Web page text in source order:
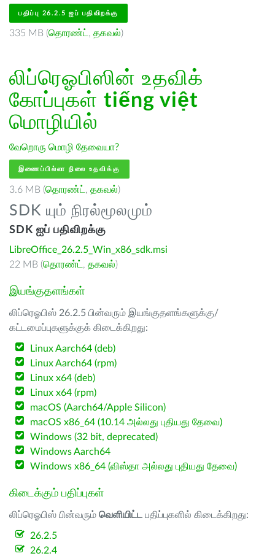
பதிப்பு 26.2.5 ஐப் பதிவிறக்கு
335 MB (தொரண்ட் , தகவல்)
லிப்ரெஓபிஸின் உதவிக்
கோப்புகள் tiếng việt
மொழியில்
வேறொரு மொழி தேவையா?
இணைப்பில்லா நிலை உதவிக்கு
3.6 MB (தொரண்ட் , தகவல்)
SDK யும் நிரல்மூலமும்
SDK ஐப் பதிவிறக்கு
LibreOffice_26.2.5_Win_x86_sdk.msi
22 MB (தொரண்ட் , தகவல்)
இயங்குதளங்கள்
லிப்ரெஓபிஸ் 26.2.5 பின்வரும் இயங்குதளங்களுக்கு/
கட்டமைப்புகளுக்குக் கிடைக்கிறது:
Linux Aarch64 (deb)
Linux Aarch64 (rpm)
Linux x64 (deb)
Linux x64 (rpm)
macOS (Aarch64/Apple Silicon)
macOS x86_64 (10.14 அல்லது புதியது தேவை)
Windows (32 bit, deprecated)
Windows Aarch64
Windows x86_64 (விஸ்தா அல்லது புதியது தேவை)
கிடைக்கும் பதிப்புகள்
லிப்ரெஓபிஸ் பின்வரும் வெளியிட்ட பதிப்புகளில் கிடைக்கிறது:
26.2.5
26.2.4